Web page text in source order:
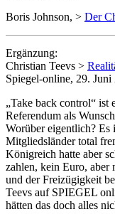
Boris Johnson, > Der
Ergänzung:
Christian Teevs >
Spiegel-online, 29. Juni
„Take back control“ ist
Referendum als
Worüber eigentlich? Es
Mitgliedsländer total
Königreich hatte aber
zahlen, kein Euro, aber
und der Freizügigkeit
Teevs auf SPIEGEL
hätten das doch alles